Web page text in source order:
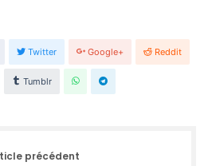
Twitter Google+ Reddit
Tumblr
précédent